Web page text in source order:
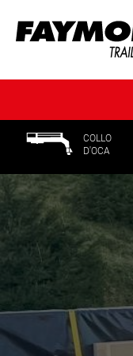
COLLO
D'OCA